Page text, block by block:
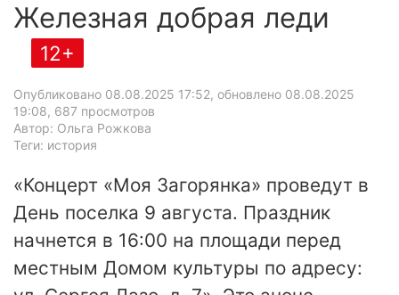
Железная добрая леди
12+
Опубликовано 08.08.2025 17:52, обновлено 08.08.2025
19:08, 687 просмотров
Автор: Ольга Рожкова
Теги: история
«Концерт «Моя Загорянка» проведут в
День поселка 9 августа. Праздник
начнется в 16:00 на площади перед
местным Домом культуры по адресу: